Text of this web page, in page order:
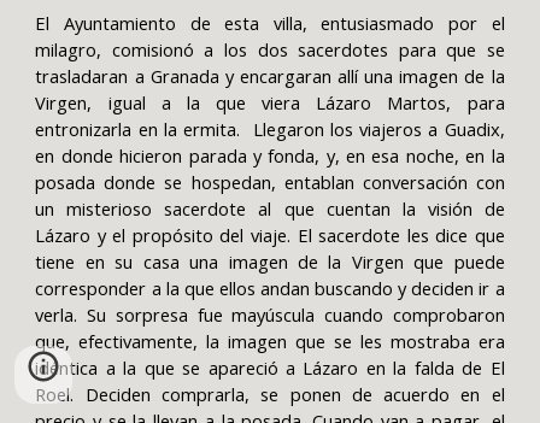
El Ayuntamiento de esta villa, entusiasmado por el
milagro, comisionó a los dos sacerdotes para que se
trasladaran a Granada y encargaran allí una imagen de la
Virgen, igual a la que viera Lázaro Martos, para
entronizarla en la ermita. Llegaron los viajeros a Guadix,
en donde hicieron parada y fonda, y, en esa noche, en la
posada donde se hospedan, entablan conversación con
un misterioso sacerdote al que cuentan la visión de
Lázaro y el propósito del viaje. El sacerdote les dice que
tiene en su casa una imagen de la Virgen que puede
corresponder a la que ellos andan buscando y deciden ir a
verla. Su sorpresa fue mayúscula cuando comprobaron
que, efectivamente, la imagen que se les mostraba era
idéntica a la que se apareció a Lázaro en la falda de El
Roel. Deciden comprarla, se ponen de acuerdo en el